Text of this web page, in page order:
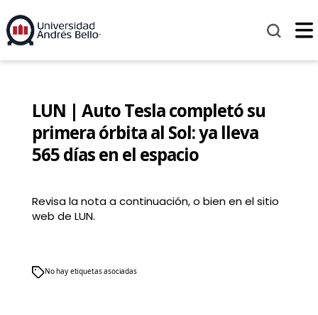
LUN | Auto Tesla completó su
primera órbita al Sol: ya lleva
565 días en el espacio
Revisa la nota a continuación, o bien en el sitio
web de LUN.
No hay etiquetas asociadas